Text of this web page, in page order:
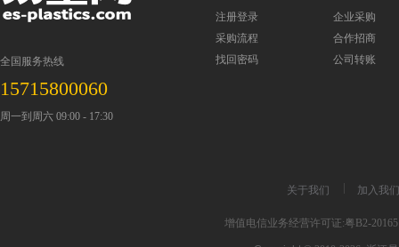
全国服务热线
15715800060
周一到周六 09:00 - 17:30
注册登录
采购流程
找回密码
企业采购
合作招商
公司转账
关于我们 加入我们
增值电信业务经营许可证:粤B2-